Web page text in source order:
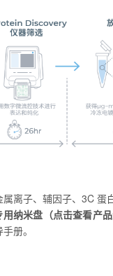
离子、辅因子、3C 蛋
纳米盘（点击查看产品
册。